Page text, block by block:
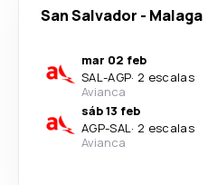
San Salvador - Malaga
mar 02 feb
SAL-AGP· 2 escalas
Avianca
sáb 13 feb
AGP-SAL· 2 escalas
Avianca